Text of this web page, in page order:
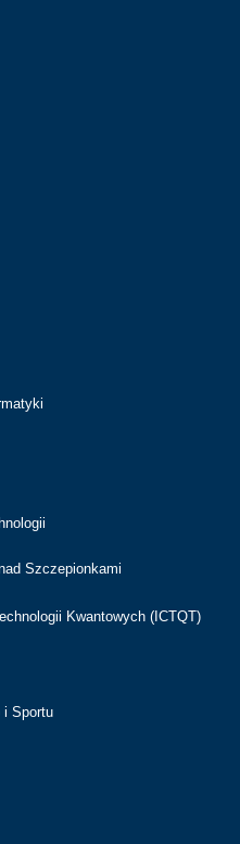
Szczepionkami
Kwantowych (ICTQT)
i Sportu